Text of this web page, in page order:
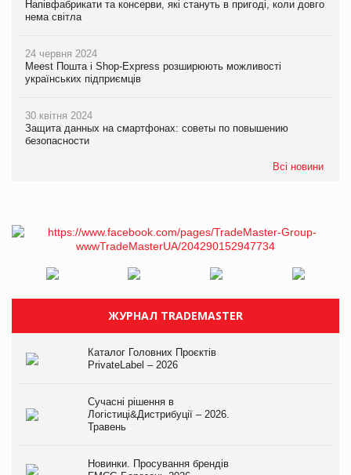
Напівфабрикати та консерви, які стануть в пригоді, коли довго
нема світла
24 червня 2024
Meest Пошта і Shop-Express розширюють можливості
українських підприємців
30 квітня 2024
Защита данных на смартфонах: советы по повышению
безопасности
Всі новини
ЖУРНАЛ TRADEMASTER
Каталог Головних Проєктів
PrivateLabel – 2026
Сучасні рішення в
Логістиці&Дистрибуції – 2026.
Травень
Новинки. Просування брендів